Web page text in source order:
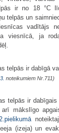
ir no 18 °C
telpās un
vadītājs
viesnīcā, ja
telpās ir dabīgā
noteikumiem Nr.711)
telpās ir dabīgais
mākslīgo
(izeja) un